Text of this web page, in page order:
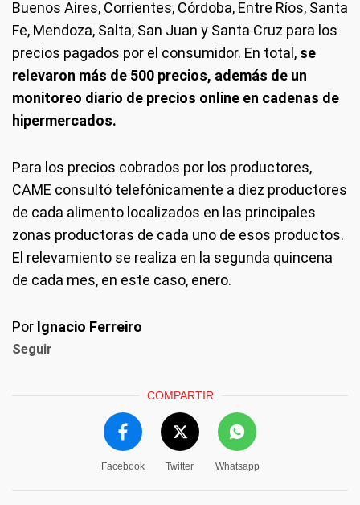
Buenos Aires, Corrientes, Córdoba, Entre Ríos, Santa
Fe, Mendoza, Salta, San Juan y Santa Cruz para los
precios pagados por el consumidor. En total, se
relevaron más de 500 precios, además de un
monitoreo diario de precios online en cadenas de
hipermercados.
Para los precios cobrados por los productores,
CAME consultó telefónicamente a diez productores
de cada alimento localizados en las principales
zonas productoras de cada uno de esos productos.
El relevamiento se realiza en la segunda quincena
de cada mes, en este caso, enero.
Por Ignacio Ferreiro
Seguir
COMPARTIR
Facebook Twitter Whatsapp